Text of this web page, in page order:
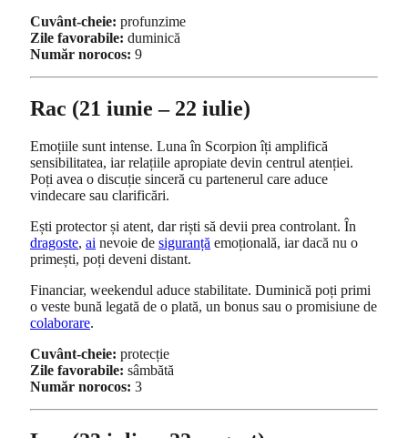
Cuvânt-cheie: profunzime
Zile favorabile: duminică
Număr norocos: 9
Rac (21 iunie – 22 iulie)
Emoțiile sunt intense. Luna în Scorpion îți amplifică
sensibilitatea, iar relațiile apropiate devin centrul atenției.
Poți avea o discuție sinceră cu partenerul care aduce
vindecare sau clarificări.
Ești protector și atent, dar riști să devii prea controlant. În
dragoste, ai nevoie de siguranță emoțională, iar dacă nu o
primești, poți deveni distant.
Financiar, weekendul aduce stabilitate. Duminică poți primi
o veste bună legată de o plată, un bonus sau o promisiune de
colaborare.
Cuvânt-cheie: protecție
Zile favorabile: sâmbătă
Număr norocos: 3